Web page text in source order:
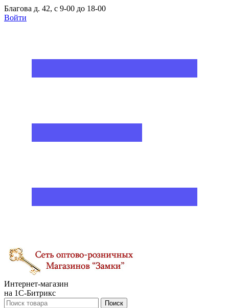
Благова д. 42, с 9-00 до 18-00
Войти
Интернет-магазин
на 1С-Битрикс
Поиск